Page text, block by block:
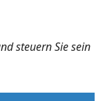
steuern Sie sein